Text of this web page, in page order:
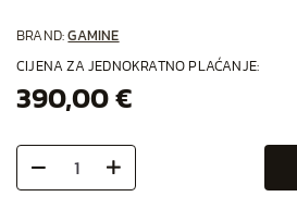
BRAND:GAMINE
CIJENA ZA JEDNOKRATNO PLAĆANJE:
390,00 €